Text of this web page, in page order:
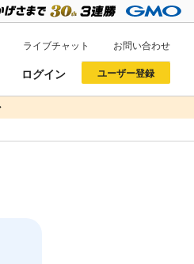
ライブチャット お問い合わせ
ログイン ユーザー登録